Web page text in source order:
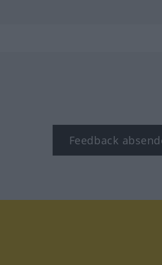
Feedback